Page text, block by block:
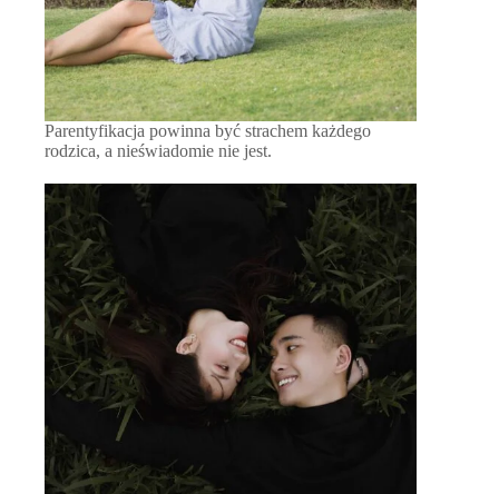
Parentyfikacja powinna być strachem każdego
rodzica, a nieświadomie nie jest.